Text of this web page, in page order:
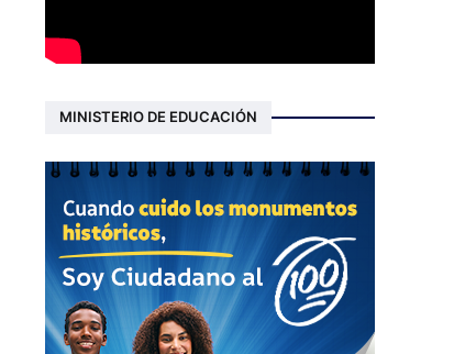
MINISTERIO DE EDUCACIÓN